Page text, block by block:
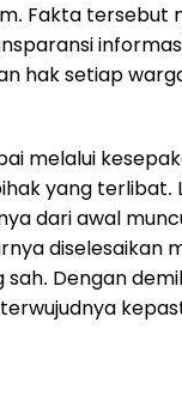
Fakta tersebut
hak setiap
melalui
yang
dari awal
diselesaikan
sah. Dengan